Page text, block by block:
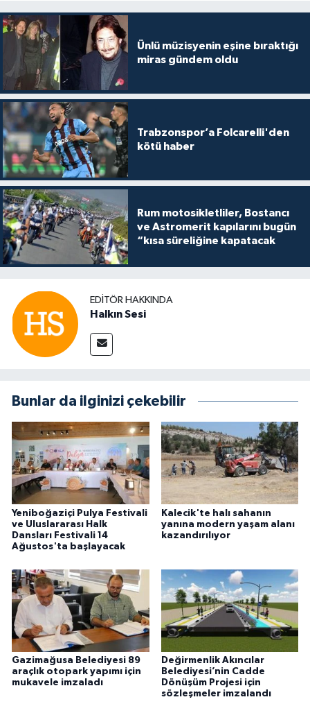
Ünlü müzisyenin eşine bıraktığı
miras gündem oldu
Trabzonspor’a Folcarelli'den
kötü haber
Rum motosikletliler, Bostancı
ve Astromerit kapılarını bugün
“kısa süreliğine kapatacak
EDITÖR HAKKINDA
Halkın Sesi
Bunlar da ilginizi çekebilir
Yeniboğaziçi Pulya Festivali
ve Uluslararası Halk
Dansları Festivali 14
Ağustos'ta başlayacak
Kalecik'te halı sahanın
yanına modern yaşam alanı
kazandırılıyor
Gazimağusa Belediyesi 89
araçlık otopark yapımı için
mukavele imzaladı
Değirmenlik Akıncılar
Belediyesi’nin Cadde
Dönüşüm Projesi için
sözleşmeler imzalandı